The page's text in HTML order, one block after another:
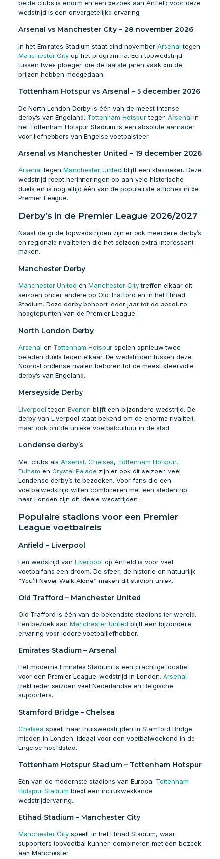
beide clubs is enorm en een bezoek aan Anfield voor deze
wedstrijd is een onvergetelijke ervaring.
Arsenal vs Manchester City – 28 november 2026
In het Emirates Stadium staat eind november Arsenal tegen
Manchester Cityop het programma. Een topwedstrijd
tussen twee ploegen die de laatste jaren vaak om de
prijzen hebben meegedaan.
Tottenham Hotspur vs Arsenal – 5 december 2026
De North London Derby is één van de meest intense
derby’s van Engeland. Tottenham Hotspurtegen Arsenal in
het Tottenham Hotspur Stadium is een absolute aanrader
voor liefhebbers van Engelse voetbalsfeer.
Arsenal vs Manchester United – 19 december 2026
Arsenal tegen Manchester United blijft een klassieker. Deze
wedstrijd roept herinneringen op aan vele historische
duels en is nog altijd één van de populairste affiches in de
Premier League.
Derby’s in de Premier League 2026/2027
Naast de grote topwedstrijden zijn er ook meerdere derby’s
en regionale rivaliteiten die het seizoen extra interessant
maken.
Manchester Derby
Manchester United en Manchester Citytreffen elkaar dit
seizoen onder andere op Old Trafford en in het Etihad
Stadium. Deze derby behoort ieder jaar tot de absolute
hoogtepunten van de Premier League.
North London Derby
Arsenal en Tottenham Hotspurspelen opnieuw twee
beladen duels tegen elkaar. De wedstrijden tussen deze
Noord-Londense rivalen behoren tot de meest sfeervolle
derby’s van Engeland.
Merseyside Derby
Liverpool tegen Everton blijft een bijzondere wedstrijd. De
derby van Liverpool staat bekend om de enorme rivaliteit,
maar ook om de unieke voetbalcultuur in de stad.
Londense derby’s
Met clubs als Arsenal, Chelsea, Tottenham Hotspur,
Fulham en Crystal Palace zijn er ook dit seizoen veel
Londense derby’s te bezoeken. Voor fans die een
voetbalwedstrijd willen combineren met een stedentrip
naar Londen zijn dit ideale wedstrijden.
Populaire stadions voor een Premier
League voetbalreis
Anfield – Liverpool
Een wedstrijd van Liverpool op Anfield is voor veel
voetbalfans een droom. De sfeer, de historie en natuurlijk
“You’ll Never Walk Alone” maken dit stadion uniek.
Old Trafford – Manchester United
Old Trafford is één van de bekendste stadions ter wereld.
Een bezoek aan Manchester United blijft een bijzondere
ervaring voor iedere voetballiefhebber.
Emirates Stadium – Arsenal
Het moderne Emirates Stadium is een prachtige locatie
voor een Premier League-wedstrijd in Londen. Arsenal
trekt ieder seizoen veel Nederlandse en Belgische
supporters.
Stamford Bridge – Chelsea
Chelsea speelt haar thuiswedstrijden in Stamford Bridge,
midden in Londen. Ideaal voor een voetbalweekend in de
Engelse hoofdstad.
Tottenham Hotspur Stadium – Tottenham Hotspur
Eén van de modernste stadions van Europa. Tottenham
Hotspur Stadium biedt een indrukwekkende
wedstrijdervaring.
Etihad Stadium – Manchester City
Manchester Cityspeelt in het Etihad Stadium, waar
supporters topvoetbal kunnen combineren met een bezoek
aan Manchester.